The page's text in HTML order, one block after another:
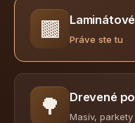
🟫 Práve ste tu
🌳 Drevené
Masív,